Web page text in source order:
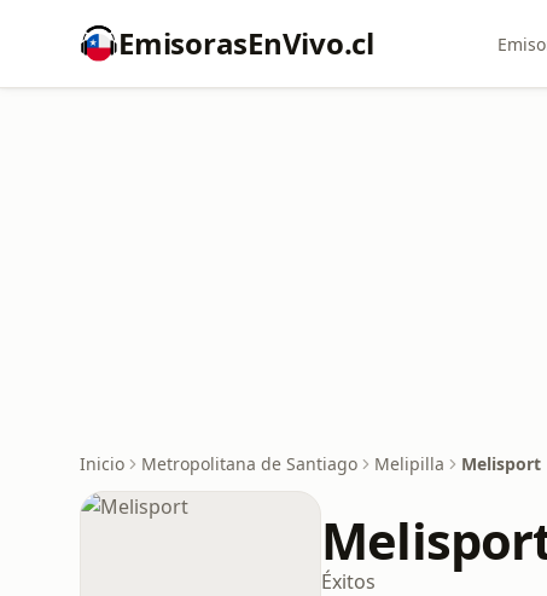
EmisorasEnVivo.cl
Inicio Metropolitana de Santiago Melipilla Melisport
Éxitos